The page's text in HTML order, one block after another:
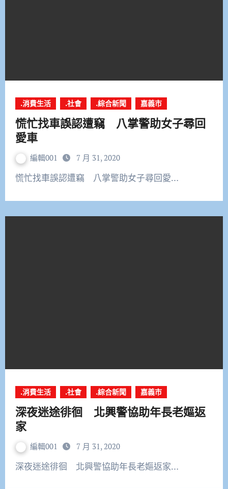
.消費生活 .社會 .綜合新聞 嘉義市
慌忙找車誤認遭竊 八掌警助女子尋回
愛車
編輯001 7 月 31, 2020
慌忙找車誤認遭竊 八掌警助女子尋回愛…
.消費生活 .社會 .綜合新聞 嘉義市
深夜迷途徘徊 北興警協助年長老嫗返
家
編輯001 7 月 31, 2020
深夜迷途徘徊 北興警協助年長老嫗返家…